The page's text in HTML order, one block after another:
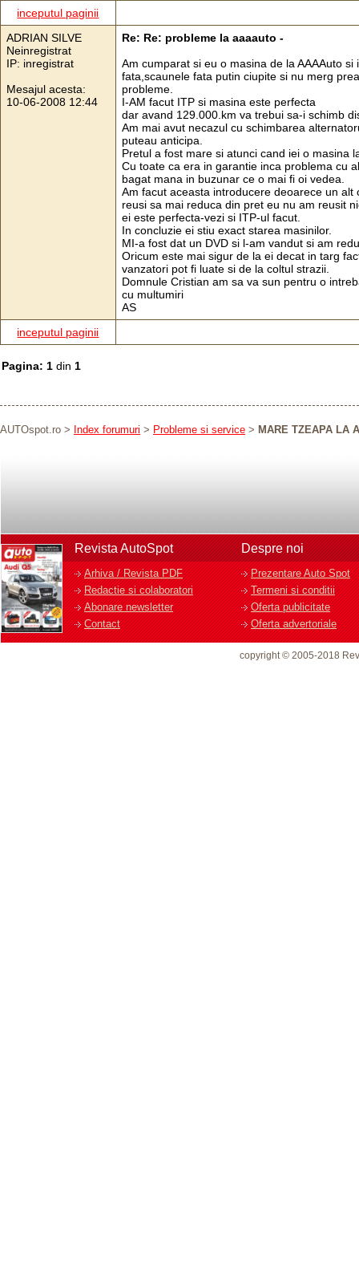
inceputul paginii
ADRIAN SILVE
Neinregistrat
IP: inregistrat
Mesajul acesta:
10-06-2008 12:44
Re: Re: probleme la aaaauto -
Am cumparat si eu o masina de la AAAAuto
fata,scaunele fata putin ciupite si nu merg
probleme.
I-AM facut ITP si masina este perfecta
dar avand 129.000.km va trebui sa-i schimb
Am mai avut necazul cu schimbarea
puteau anticipa.
Pretul a fost mare si atunci cand iei o masina
Cu toate ca era in garantie inca problema cu
bagat mana in buzunar ce o mai fi oi vedea.
Am facut aceasta introducere deoarece un
reusi sa mai reduca din pret eu nu am reusit
ei este perfecta-vezi si ITP-ul facut.
In concluzie ei stiu exact starea masinilor.
MI-a fost dat un DVD si l-am vandut si am
Oricum este mai sigur de la ei decat in targ
vanzatori pot fi luate si de la coltul strazii.
Domnule Cristian am sa va sun pentru o
cu multumiri
AS
inceputul paginii
Pagina: 1 din 1
AUTOspot.ro > Index forumuri > Probleme si service > MARE TZEAPA LA
Revista AutoSpot
Arhiva / Revista PDF
Redactie si colaboratori
Abonare newsletter
Contact
Despre noi
Prezentare Auto Spot
Termeni si conditii
Oferta publicitate
Oferta advertoriale
copyright © 2005-2018